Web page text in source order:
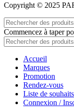
Copyright © 2025
Commencez à taper
Accueil
Marques
Promotion
Rendez-vous
Liste de souhaits
Connexion /